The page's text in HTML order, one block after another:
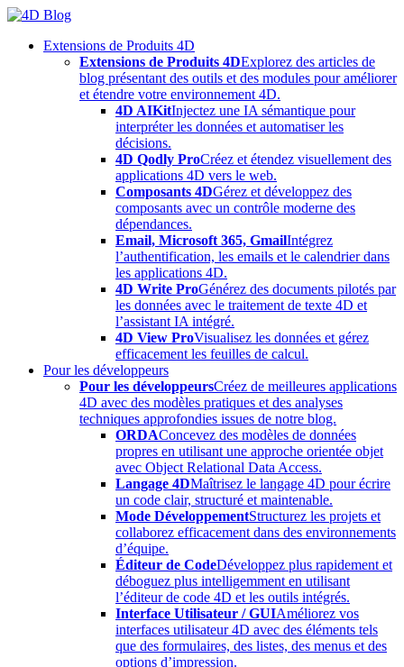
Skip
contentExtensions de Produits 4D
Extensions de Produits 4DExplorez des articles de
blog présentant des outils et des modules pour améliorer
et étendre votre environnement 4D.
4D AIKitInjectez une IA sémantique pour
interpréter les données et automatiser les
décisions.
4D Qodly ProCréez et étendez visuellement des
applications 4D vers le web.
Composants 4DGérez et développez des
composants avec un contrôle moderne des
dépendances.
Email, Microsoft 365, GmailIntégrez
l’authentification, les emails et le calendrier dans
les applications 4D.
4D Write ProGénérez des documents pilotés par
les données avec le traitement de texte 4D et
l’assistant IA intégré.
4D View ProVisualisez les données et gérez
efficacement les feuilles de calcul.
Pour les développeurs
Pour les développeursCréez de meilleures applications
4D avec des modèles pratiques et des analyses
techniques approfondies issues de notre blog.
ORDAConcevez des modèles de données
propres en utilisant une approche orientée objet
avec Object Relational Data Access.
Langage 4DMaîtrisez le langage 4D pour écrire
un code clair, structuré et maintenable.
Mode DéveloppementStructurez les projets et
collaborez efficacement dans des environnements
d’équipe.
Éditeur de CodeDéveloppez plus rapidement et
déboguez plus intelligemment en utilisant
l’éditeur de code 4D et les outils intégrés.
Interface Utilisateur / GUIAméliorez vos
interfaces utilisateur 4D avec des éléments tels
que des formulaires, des listes, des menus et des
options d’impression.